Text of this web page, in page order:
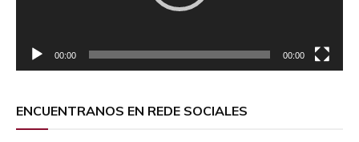
00:00 00:00
ENCUENTRANOS EN REDE SOCIALES